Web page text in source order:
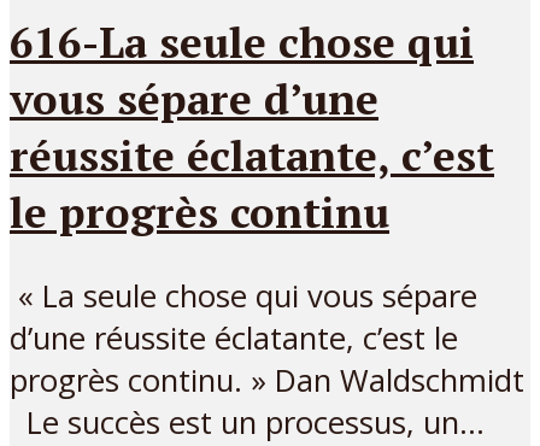
616-La seule chose qui
vous sépare d’une
réussite éclatante, c’est
le progrès continu
« La seule chose qui vous sépare
d’une réussite éclatante, c’est le
progrès continu. » Dan Waldschmidt
Le succès est un processus, un...